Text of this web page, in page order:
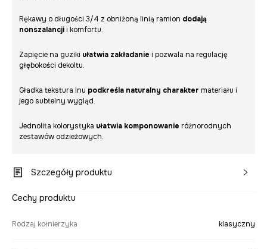
Rękawy o długości 3/4 z obniżoną linią ramion dodają
nonszalancji i komfortu.
Zapięcie na guziki ułatwia zakładanie i pozwala na regulację
głębokości dekoltu.
Gładka tekstura lnu podkreśla naturalny charakter materiału i
jego subtelny wygląd.
Jednolita kolorystyka ułatwia komponowanie różnorodnych
zestawów odzieżowych.
Szczegóły produktu
Cechy produktu
Rodzaj kołnierzyka klasyczny